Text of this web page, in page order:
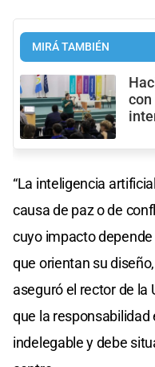
MIRÁ TAMBIÉN
con
“La inteligencia
causa de paz o de
cuyo impacto
que orientan su
aseguró el rector de la
que la
indelegable y debe